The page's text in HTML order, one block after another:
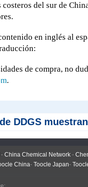
del sur de
en inglés al
de compra, no
.
una caída
- China Chemical Network -
China- Toocle Japan-